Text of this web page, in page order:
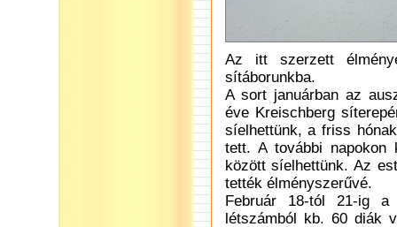
Az itt szerzett
sítáborunkba.
A sort januárban az
éve Kreischberg
síelhettünk, a friss
tett. A további napokon
között síelhettünk. Az
tették élményszerűvé.
Február 18-tól 21-ig
létszámból kb. 60 diák